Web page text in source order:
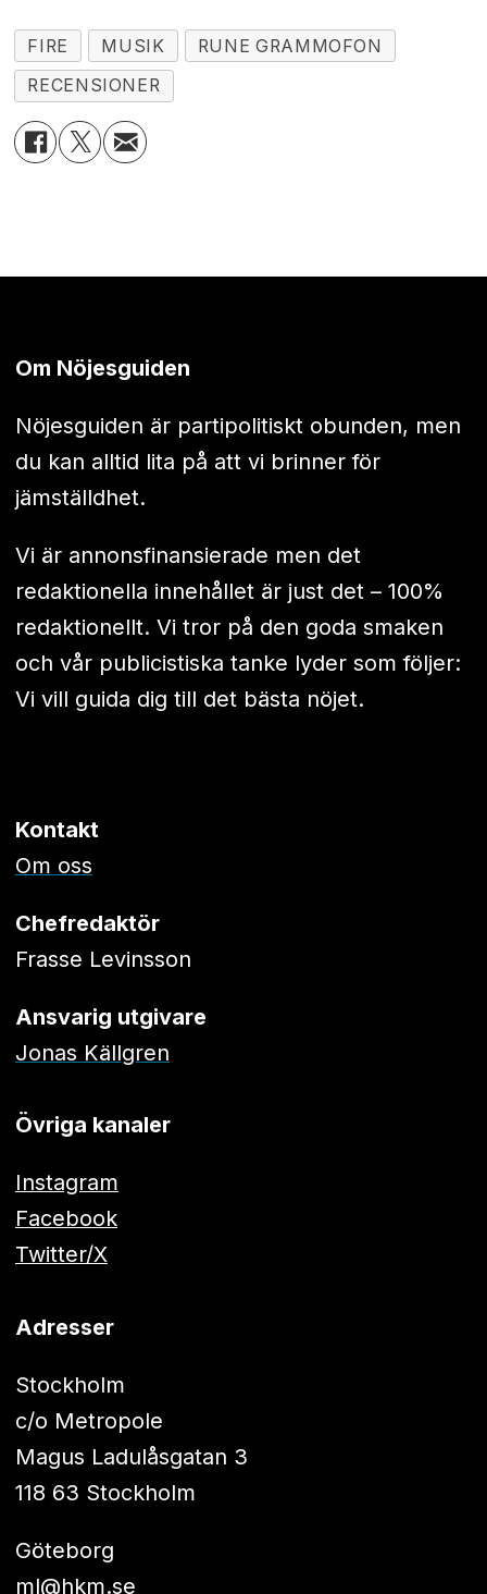
FIRE MUSIK
RUNE GRAMMOFON
RECENSIONER
Om Nöjesguiden
Nöjesguiden är partipolitiskt obunden, men
du kan alltid lita på att vi brinner för
jämställdhet.
Vi är annonsfinansierade men det
redaktionella innehållet är just det – 100%
redaktionellt. Vi tror på den goda smaken
och vår publicistiska tanke lyder som följer:
Vi vill guida dig till det bästa nöjet.
Kontakt
Om oss
Chefredaktör
Frasse Levinsson
Ansvarig utgivare
Jonas Källgren
Övriga kanaler
Instagram
Facebook
Twitter/X
Adresser
Stockholm
c/o Metropole
Magus Ladulåsgatan 3
118 63 Stockholm
Göteborg
ml@hkm.se